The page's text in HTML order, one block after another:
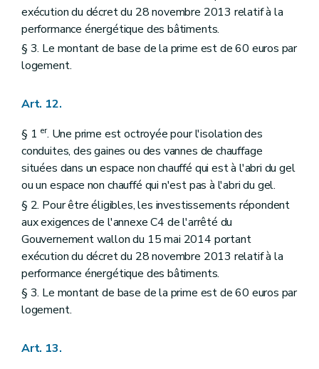
exécution du décret du 28 novembre 2013 relatif à la
performance énergétique des bâtiments.
§ 3. Le montant de base de la prime est de 60 euros par
logement.
Art. 12.
§ 1 er. Une prime est octroyée pour l'isolation des
conduites, des gaines ou des vannes de chauffage
situées dans un espace non chauffé qui est à l'abri du gel
ou un espace non chauffé qui n'est pas à l'abri du gel.
§ 2. Pour être éligibles, les investissements répondent
aux exigences de l'annexe C4 de l'arrêté du
Gouvernement wallon du 15 mai 2014 portant
exécution du décret du 28 novembre 2013 relatif à la
performance énergétique des bâtiments.
§ 3. Le montant de base de la prime est de 60 euros par
logement.
Art. 13.